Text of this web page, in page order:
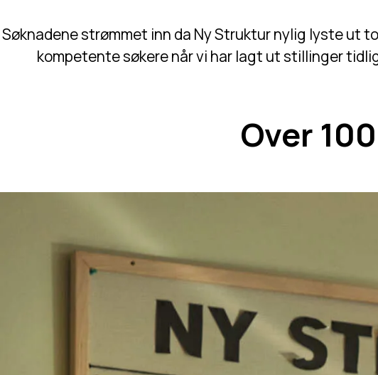
Søknadene strømmet inn da Ny Struktur nylig lyste ut
kompetente søkere når vi har lagt ut stillinger
Over